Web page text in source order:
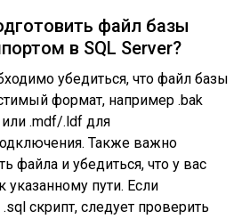
файл базы
в SQL Server?
убедиться, что файл базы
формат, например .bak
.mdf/.ldf для
Также важно
файла и убедиться, что у вас
указанному пути. Если
скрипт, следует проверить